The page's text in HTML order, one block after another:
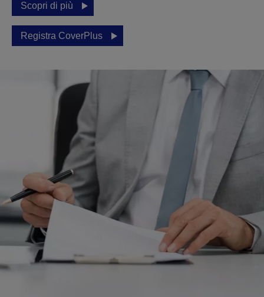
Scopri di più
Registra CoverPlus